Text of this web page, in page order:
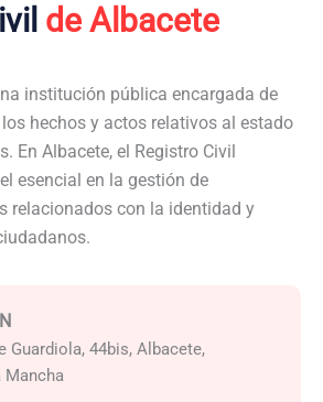
de Albacete
institución pública encargada de
hechos y actos relativos al estado
En Albacete, el Registro Civil
esencial en la gestión de
relacionados con la identidad y
Guardiola, 44bis, Albacete,
Mancha